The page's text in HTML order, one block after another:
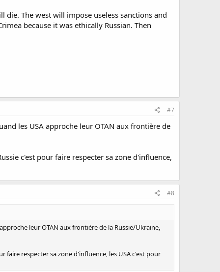
die. The west will impose useless sanctions and
because it was ethically Russian. Then
#7
les USA approche leur OTAN aux frontière de
c'est pour faire respecter sa zone d'influence,
#8
leur OTAN aux frontière de la Russie/Ukraine,
faire respecter sa zone d'influence, les USA c'est pour